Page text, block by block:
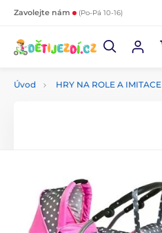
Zavolejte nám (Po-Pá 10-16)
Úvod HRY NA ROLE A IMITACE